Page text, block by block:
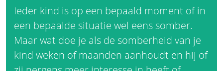
Ieder kind is op een bepaald moment of in
een bepaalde situatie wel eens somber.
Maar wat doe je als de somberheid van je
kind weken of maanden aanhoudt en hij of